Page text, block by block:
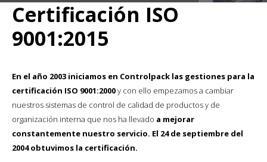
Certificación ISO
9001:2015
En el año 2003 iniciamos en Controlpack las gestiones para la
certificación ISO 9001:2000y con ello empezamos a cambiar
nuestros sistemas de control de calidad de productos y de
organización interna que nos ha llevado a mejorar
constantemente nuestro servicio. El 24 de septiembre del
2004 obtuvimos la certificación.